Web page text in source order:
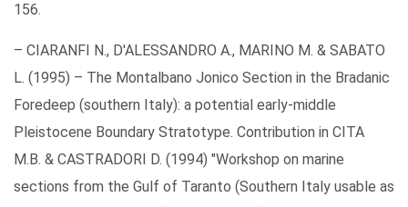
156.
– CIARANFI N., D'ALESSANDRO A., MARINO M. & SABATO
L. (1995) – The Montalbano Jonico Section in the Bradanic
Foredeep (southern Italy): a potential early-middle
Pleistocene Boundary Stratotype. Contribution in CITA
M.B. & CASTRADORI D. (1994) "Workshop on marine
sections from the Gulf of Taranto (Southern Italy usable as